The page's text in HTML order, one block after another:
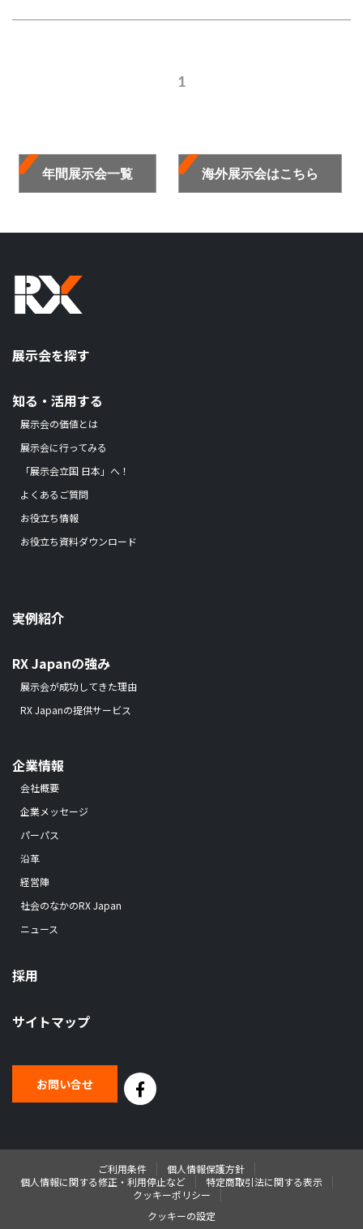
1
年間展示会一覧 海外展示会はこちら
展示会を探す
知る・活用する
展示会の価値とは
展示会に行ってみる
「展示会立国 日本」へ！
よくあるご質問
お役立ち情報
お役立ち資料ダウンロード
実例紹介
RX Japanの強み
展示会が成功してきた理由
RX Japanの提供サービス
企業情報
会社概要
企業メッセージ
パーパス
沿革
経営陣
社会のなかのRX Japan
ニュース
採用
サイトマップ
お問い合せ
ご利用条件
個人情報保護方針
個人情報に関する修正・利用停止など
特定商取引法に関する表示
クッキーポリシー
クッキーの設定